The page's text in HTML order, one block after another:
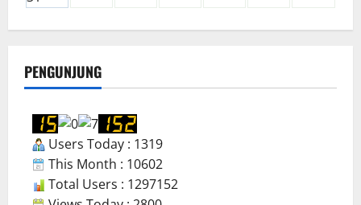
PENGUNJUNG
Users Today : 1319
This Month : 10602
Total Users : 1297152